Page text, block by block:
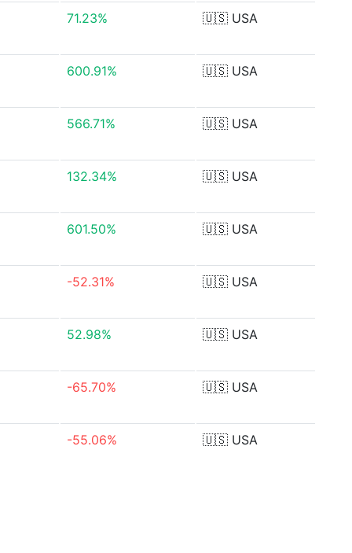
71.23% 🇺🇸 USA
600.91% 🇺🇸 USA
566.71% 🇺🇸 USA
132.34% 🇺🇸 USA
601.50% 🇺🇸 USA
-52.31% 🇺🇸 USA
52.98% 🇺🇸 USA
-65.70% 🇺🇸 USA
-55.06% 🇺🇸 USA